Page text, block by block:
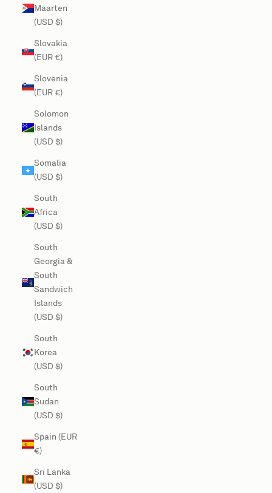
Maarten
(USD $)
Slovakia
(EUR €)
Slovenia
(EUR €)
Solomon
Islands
(USD $)
Somalia
(USD $)
South
Africa
(USD $)
South
Georgia &
South
Sandwich
Islands
(USD $)
South
Korea
(USD $)
South
Sudan
(USD $)
Spain (EUR
€)
Sri Lanka
(USD $)